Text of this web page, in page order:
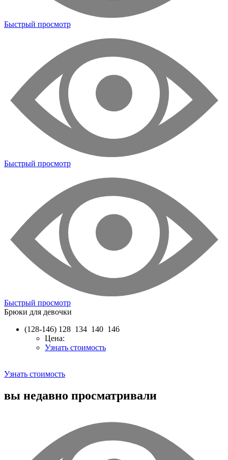
Быстрый просмотр
Быстрый просмотр
Быстрый просмотр
Брюки для девочки
(128-146) 128 134 140 146
Цена:
Узнать стоимость
Узнать стоимость
вы недавно просматривали